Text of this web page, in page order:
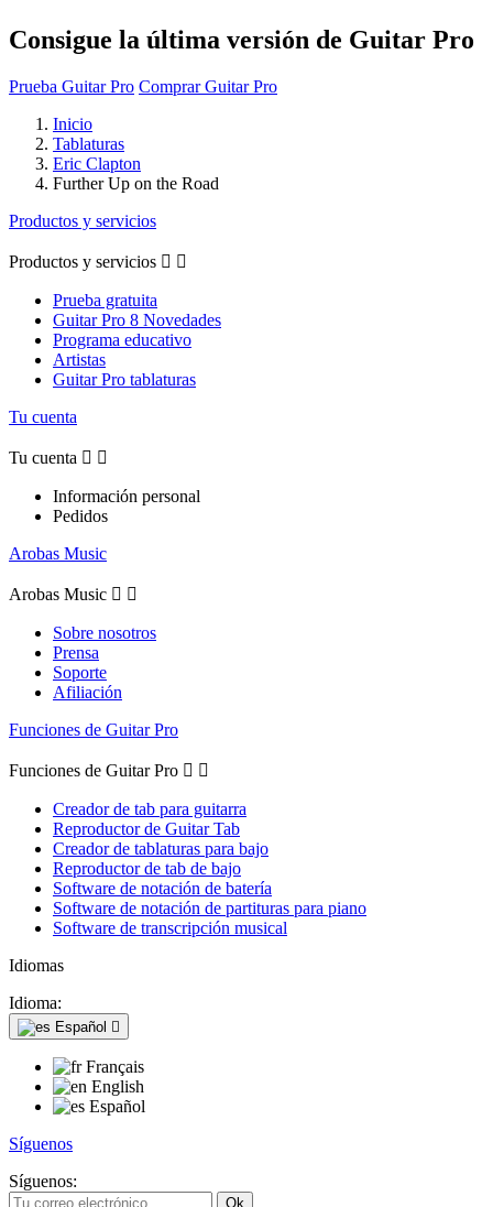
Consigue la última versión de Guitar Pro
Prueba Guitar Pro Comprar Guitar Pro
Inicio
Tablaturas
Eric Clapton
Further Up on the Road
Productos y servicios
Productos y servicios  
Prueba gratuita
Guitar Pro 8 Novedades
Programa educativo
Artistas
Guitar Pro tablaturas
Tu cuenta
Tu cuenta  
Información personal
Pedidos
Arobas Music
Arobas Music  
Sobre nosotros
Prensa
Soporte
Afiliación
Funciones de Guitar Pro
Funciones de Guitar Pro  
Creador de tab para guitarra
Reproductor de Guitar Tab
Creador de tablaturas para bajo
Reproductor de tab de bajo
Software de notación de batería
Software de notación de partituras para piano
Software de transcripción musical
Idiomas
Idioma:
Español 
Français
English
Español
Síguenos
Síguenos: